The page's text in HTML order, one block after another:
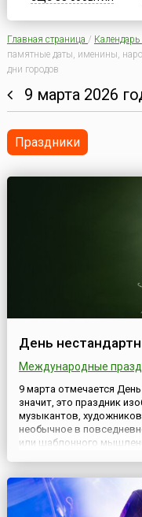
Главная страница / Календарь
памятные даты, именины,
дни городов
9 марта 2026
Праздники
День
Международные
9 марта отмечается
значит, это праздник
музыкантов,
необычное в
или шаблонного
чудаками. ...